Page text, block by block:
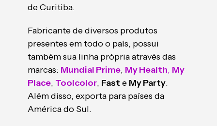
de Curitiba.
Fabricante de diversos produtos
presentes em todo o país, possui
também sua linha própria através das
marcas: Mundial Prime, My Health, My
Place, Toolcolor, Fast e My Party.
Além disso, exporta para países da
América do Sul.